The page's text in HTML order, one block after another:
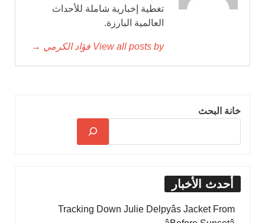
تغطية إخبارية شاملة للأحداث
العالمية البارزة.
View all posts by فؤاد الكرمي →
خانة البحث
أحدث الأخبار
Tracking Down Julie Delpyâs Jacket From